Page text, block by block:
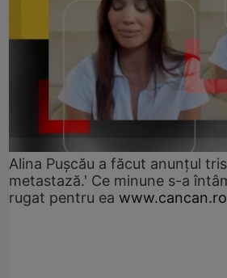
Alina Pușcău a făcut anunțul
metastază.' Ce minune s-a
rugat pentru ea www.cancan.ro